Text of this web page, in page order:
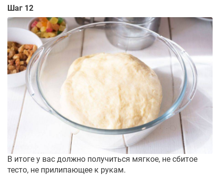
Шаг 12
В итоге у вас должно получиться мягкое, не сбитое
тесто, не прилипающее к рукам.